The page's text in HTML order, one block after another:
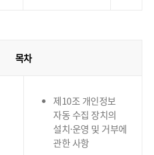
목차
제10조 개인정보
자동 수집 장치의
설치·운영 및 거부에
관한 사항